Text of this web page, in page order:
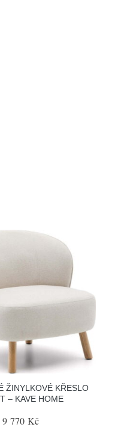
ŽINYLKOVÉ KŘESLO
– KAVE HOME
9 770 Kč